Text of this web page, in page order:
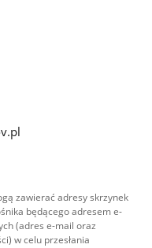
zawierać adresy skrzynek
będącego adresem e-
(adres e-mail oraz
w celu przesłania